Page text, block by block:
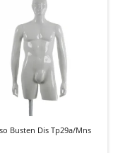
Busten Dis Tp29a/mns